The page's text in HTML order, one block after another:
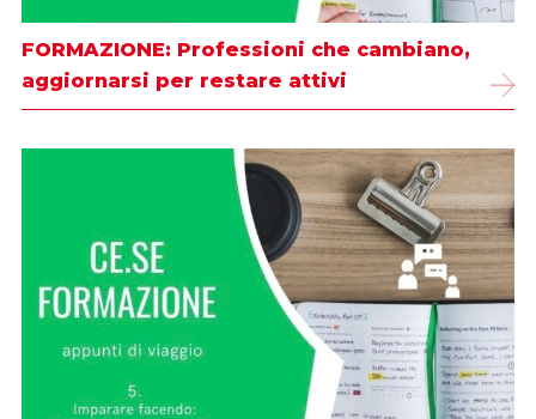
FORMAZIONE: Professioni che cambiano,
aggiornarsi per restare attivi